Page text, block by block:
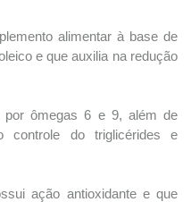
alimentar à base de
e que auxilia na redução
ômegas 6 e 9, além de
controle do triglicérides e
ação antioxidante e que